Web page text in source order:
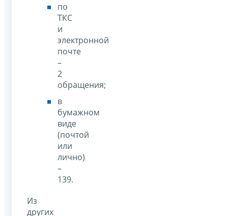
по
ТКС
и
электронной
почте
–
2
обращения;
в
бумажном
виде
(почтой
или
лично)
–
139.
Из
других